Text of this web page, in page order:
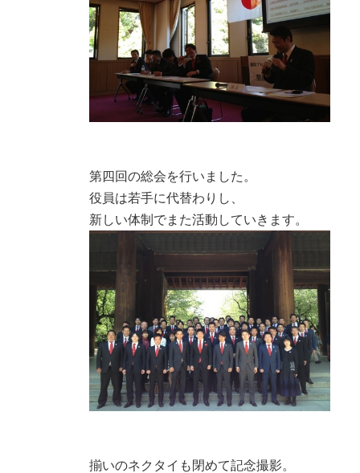
第四回の総会を行いました。
役員は若手に代替わりし、
新しい体制でまた活動していきます。
揃いのネクタイも閉めて記念撮影。